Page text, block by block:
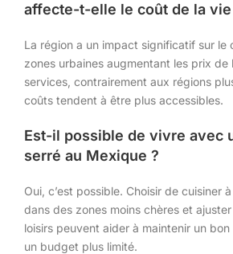
affecte-t-elle le coût de la vie
La région a un impact significatif sur le
zones urbaines augmentant les prix de
services, contrairement aux régions
coûts tendent à être plus accessibles.
Est-il possible de vivre avec
serré au Mexique ?
Oui, c’est possible. Choisir de cuisiner
dans des zones moins chères et
loisirs peuvent aider à maintenir un
un budget plus limité.